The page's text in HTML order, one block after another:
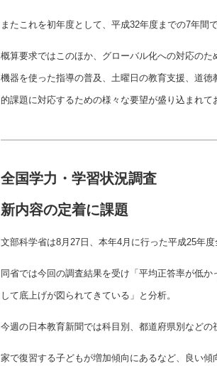
またこれを初年度として、平成32年度までの7年間
概算要求ではこのほか、グローバル化への対応の
機器を使った指導の普及、土曜日の教育支援、道
的課題に対応するための様々な要望が盛り込まれて
全国学力・学習状況調査
新内容の定着に課題
文部科学省は8月27日、本年4月に行った平成25年
同省では今回の調査結果を受け「平均正答率が低
して底上げが図られてきている」と分析。
今週の日本教育新聞では科目別、都道府県別などの
家で復習する子どもが増加傾向にあるなど、良い傾